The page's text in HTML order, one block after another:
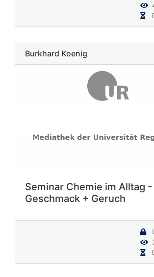
Burkhard Koenig
Seminar Chemie im Alltag -
Geschmack + Geruch